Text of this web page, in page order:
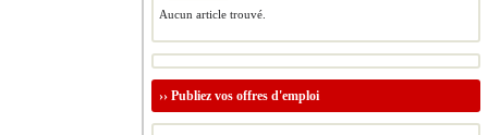
Aucun article trouvé.
›› Publiez vos offres d'emploi